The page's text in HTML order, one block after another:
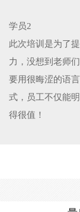
学员2
此次培训是为了
力，没想到老师
要用很晦涩的语
式，员工不仅能
得很值！